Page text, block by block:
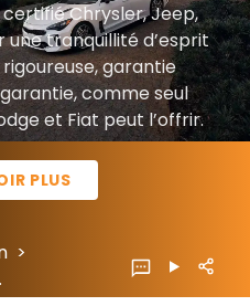
Chrysler, Jeep,
une tranquillité d’esprit
garantie
comme seul
et Fiat peut l’offrir.
PLUS
>
Foy